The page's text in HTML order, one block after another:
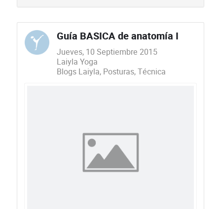
Guía BASICA de anatomía I
Jueves, 10 Septiembre 2015
Laiyla Yoga
Blogs Laiyla Posturas Técnica